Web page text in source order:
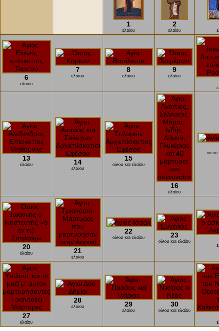
1
ελαίου
2
ελαίου
6
ελαίου
7
ελαίου
8
ελαίου
9
ελαίου
13
ελαίου 14
ελαίου
15
οίνου και ελαίου
16
ελαίου
οίνου
20
ελαίου 21
ελαίου
22
οίνου και ελαίου 23
οίνου και ελαίου
27
ελαίου
28
ελαίου 29
ελαίου
30
οίνου και ελαίου